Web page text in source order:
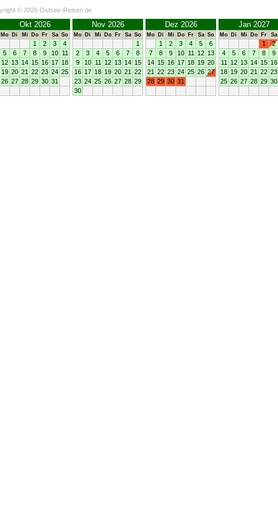
© 2026 Ostsee-Reisen.de
Okt 2026
Mo Di Mi Do Fr Sa So
1 2 3
4
5
6 7 8 9 10 11
12 13 14 15 16 17 18
19 20 21 22 23 24 25
26 27 28 29 30 31
Nov 2026
Mo Di Mi Do Fr Sa So
1
2
3 4 5 6 7
8
9
10 11 12 13 14 15
16 17 18 19 20 21 22
23 24 25 26 27 28 29
30
Dez 2026
Mo Di Mi Do Fr Sa So
1 2 3 4 5
6
7
8 9 10 11 12 13
14 15 16 17 18 19 20
21 22 23 24 25 26 27
28 29 30 31
Jan 2027
Mo Di Mi Do Fr Sa
1 2
4
5 6 7 8 9
11
12 13 14 15 16
18 19 20 21 22 23
25 26 27 28 29 30